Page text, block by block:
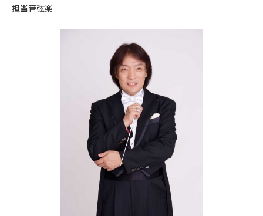
担当管弦楽